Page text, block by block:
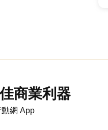
商業利器
網 App